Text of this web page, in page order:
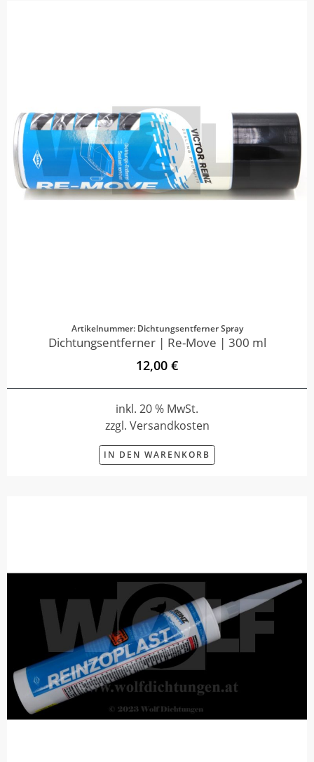
Artikelnummer: Dichtungsentferner Spray
Dichtungsentferner | Re-Move | 300 ml
12,00 €
inkl. 20 % MwSt.
zzgl. Versandkosten
IN DEN WARENKORB